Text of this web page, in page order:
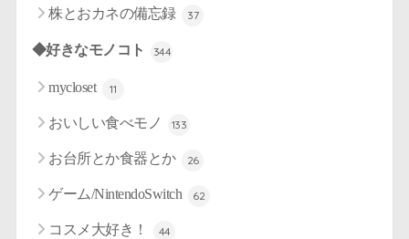
株とおカネの備忘録 37
◆好きなモノコト 344
mycloset 11
おいしい食べモノ 133
お台所とか食器とか 26
ゲーム/NintendoSwitch 62
コスメ大好き！ 44